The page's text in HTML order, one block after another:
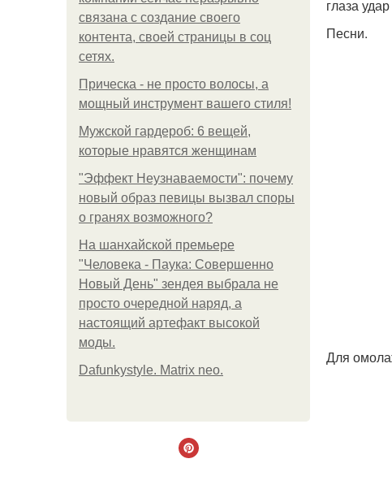
связана с создание своего
контента, своей страницы в соц
сетях.
Прическа - не просто волосы, а
мощный инструмент вашего стиля!
Мужской гардероб: 6 вещей,
которые нравятся женщинам
"Эффект Неузнаваемости": почему
новый образ певицы вызвал споры
о гранях возможного?
На шанхайской премьере
"Человека - Паука: Совершенно
Новый День" зендея выбрала не
просто очередной наряд, а
настоящий артефакт высокой
моды.
Dafunkystyle. Matrix neo.
глаза
Песни.
Для